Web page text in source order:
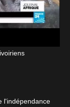
l'indépendance